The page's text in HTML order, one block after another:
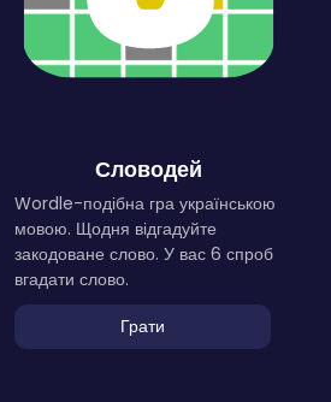
Словодей
Wordle-подібна гра українською
мовою. Щодня відгадуйте
закодоване слово. У вас 6 спроб
вгадати слово.
Грати